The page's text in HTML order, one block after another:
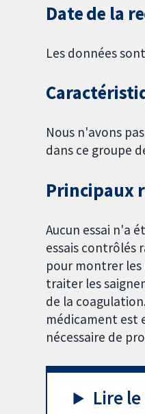
Date de la
Les données
Nous n'avons
dans ce groupe
Principaux
Aucun essai n'a
essais contrôlés
pour montrer les
traiter les
de la
médicament est
nécessaire de
Lire